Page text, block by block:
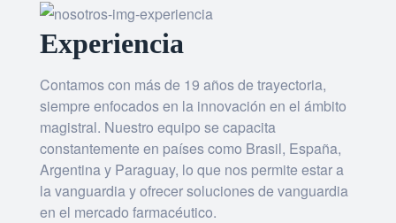
Experiencia
Contamos con más de 19 años de trayectoria,
siempre enfocados en la innovación en el ámbito
magistral. Nuestro equipo se capacita
constantemente en países como Brasil, España,
Argentina y Paraguay, lo que nos permite estar a
la vanguardia y ofrecer soluciones de vanguardia
en el mercado farmacéutico.